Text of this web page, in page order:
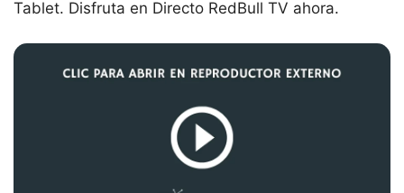
Tablet. Disfruta en Directo RedBull TV ahora.